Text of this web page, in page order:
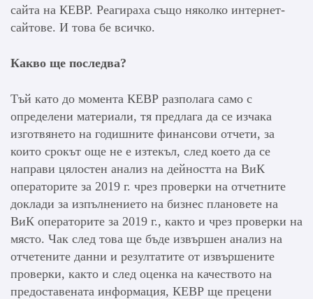
сайта на КЕВР. Реагираха също няколко интернет-
сайтове. И това бе всичко.
Какво ще последва?
Тъй като до момента КЕВР разполага само с
определени материали, тя предлага да се изчака
изготвянето на годишните финансови отчети, за
които срокът още не е изтекъл, след което да се
направи цялостен анализ на дейността на ВиК
операторите за 2019 г. чрез проверки на отчетните
доклади за изпълнението на бизнес плановете на
ВиК операторите за 2019 г., както и чрез проверки на
място. Чак след това ще бъде извършен анализ на
отчетените данни и резултатите от извършените
проверки, както и след оценка на качеството на
предоставената информация, КЕВР ще прецени